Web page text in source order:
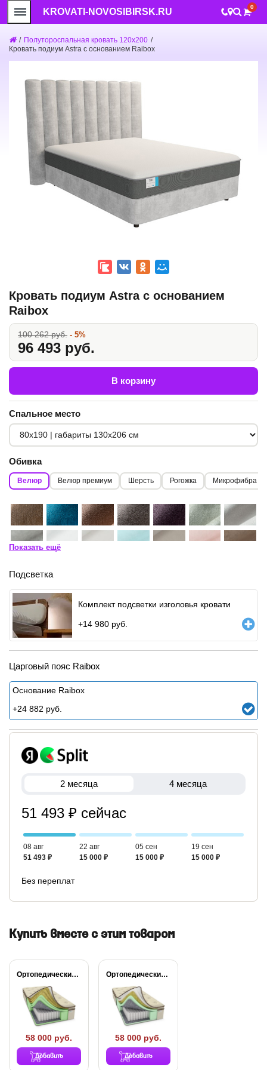
KROVATI-NOVOSIBIRSK.RU 0
/ Полутороспальная кровать 120x200 /
Кровать подиум Astra с основанием Raibox
Кровать подиум Astra с основанием
Raibox
100 262 руб. - 5%
96 493 руб.
В корзину
Спальное место
Обивка
Велюр Велюр премиум Шерсть Рогожка Микрофибра
Показать ещё
Подсветка
Комплект подсветки изголовья кровати
+14 980 руб.
Царговый пояс Raibox
Основание Raibox
+24 882 руб.
2 месяца 4 месяца
51 493 ₽ сейчас
08 авг
51 493 ₽
22 авг
15 000 ₽
05 сен
15 000 ₽
19 сен
15 000 ₽
Без переплат
Купить вместе с этим товаром
Ортопедический матрас Райтон...
58 000 руб.
Добавить
Ортопедический матрас Райтон...
58 000 руб.
Добавить